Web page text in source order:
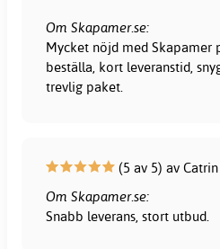
Om Skapamer.se:
Mycket nöjd med Skapamer
beställa, kort leveranstid,
trevlig paket.
(5 av 5) av
Om Skapamer.se:
Snabb leverans, stort utbud.